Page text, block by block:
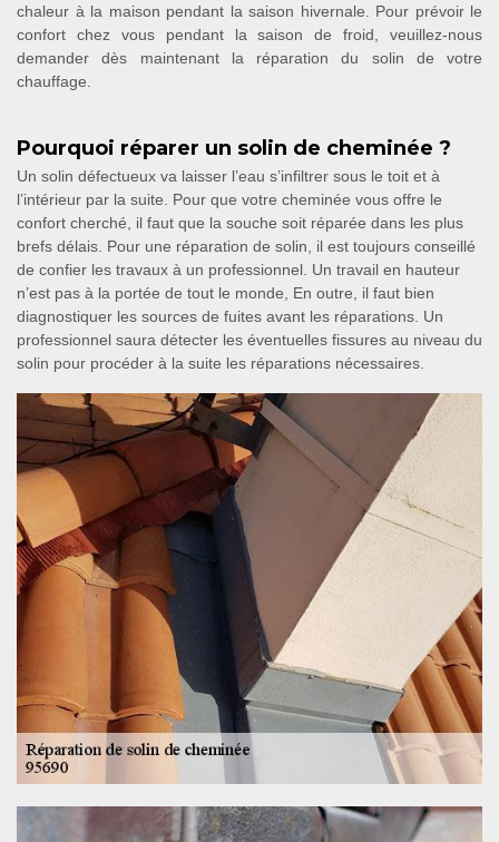
chaleur à la maison pendant la saison hivernale. Pour prévoir le
confort chez vous pendant la saison de froid, veuillez-nous
demander dès maintenant la réparation du solin de votre
chauffage.
Pourquoi réparer un solin de cheminée ?
Un solin défectueux va laisser l’eau s’infiltrer sous le toit et à
l’intérieur par la suite. Pour que votre cheminée vous offre le
confort cherché, il faut que la souche soit réparée dans les plus
brefs délais. Pour une réparation de solin, il est toujours conseillé
de confier les travaux à un professionnel. Un travail en hauteur
n’est pas à la portée de tout le monde, En outre, il faut bien
diagnostiquer les sources de fuites avant les réparations. Un
professionnel saura détecter les éventuelles fissures au niveau du
solin pour procéder à la suite les réparations nécessaires.